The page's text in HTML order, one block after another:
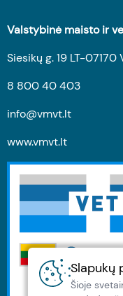
Slapukų
Šioje
Valstybinė maisto ir
Siesikų g. 19 LT-07170
8 800 40 403
info@vmvt.lt
www.vmvt.lt